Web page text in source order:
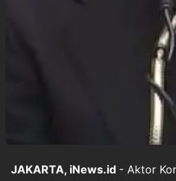
JAKARTA, iNews.id - Aktor